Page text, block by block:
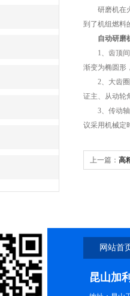
研磨机在火
到了机组燃料
自动研磨
1、齿顶间隙
渐变为椭圆形
2、大齿圈
证主、从动轮
3、传动轴
议采用机械定
上一篇： 高
网站首
昆山加